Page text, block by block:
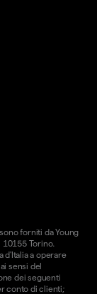
forniti da Young
Torino.
d'Italia a operare
sensi del
dei seguenti
conto di clienti;